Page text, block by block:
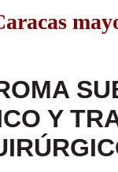
Y